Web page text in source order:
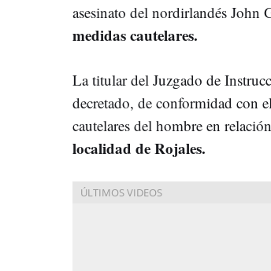
asesinato del nordirlandés John
medidas cautelares.
La titular del Juzgado de
decretado, de conformidad con
cautelares del hombre en
localidad de Rojales.